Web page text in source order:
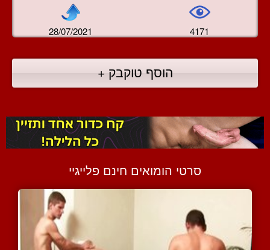
28/07/2021 4171
הוסף טוקבק +
סרטי הומואים חינם פלייגיי